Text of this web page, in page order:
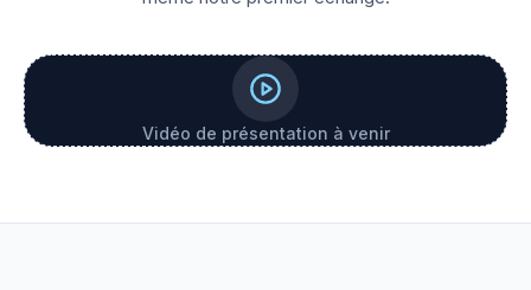
Vidéo de présentation à venir